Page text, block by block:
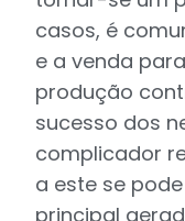
casos, é
e a venda
produção
sucesso dos
complicador
a este se
principal